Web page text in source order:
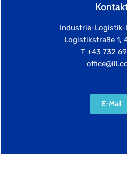
Industrie-Logistik-
Logistikstraße 1,
T +43 732
E-Mail